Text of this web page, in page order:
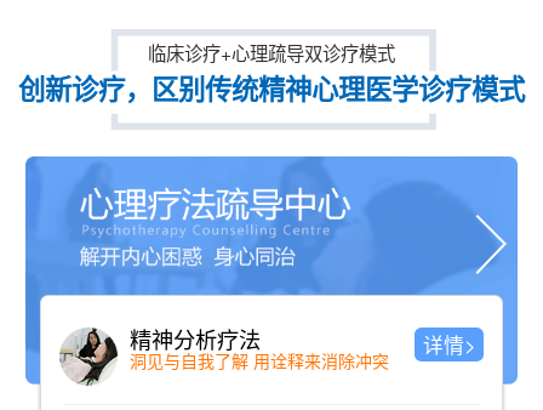
临床诊疗+心理疏导双诊疗模式
创新诊疗，区别传统精神心理医学诊疗模式
精神分析疗法
洞见与自我了解 用诠释来消除冲突
详情>